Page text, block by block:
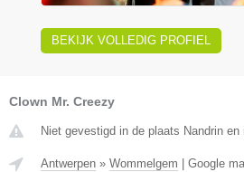
BEKIJK VOLLEDIG PROFIEL
Clown Mr. Creezy
Niet gevestigd in de plaats Nandrin
Antwerpen » Wommelgem Google